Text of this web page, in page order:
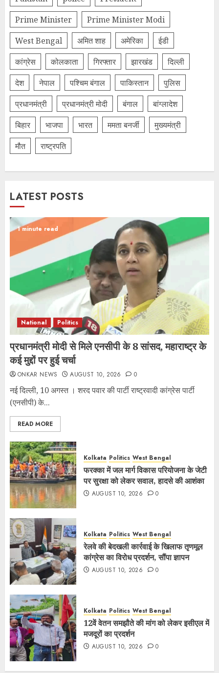
Prime Minister
Prime Minister Modi
West Bengal
अमित शाह अमेरिका
ईडी
कांग्रेस
कोलकाता गिरफ्तार झारखंड
दिल्‍ली
देश
नेपाल पश्चिम बंगाल पाकिस्तान
पुलिस
प्रधानमंत्री
प्रधानमंत्री मोदी बंगाल
बांग्लादेश
बिहार
भाजपा भारत ममता बनर्जी
मुख्यमंत्री
मौत
राष्ट्रपति
LATEST POSTS
1 minute read
National Politics
प्रधानमंत्री मोदी से मिले एनसीपी के 8 सांसद, महाराष्ट्र के
कई मुद्दों पर हुई चर्चा
ONKAR NEWS AUGUST 10, 2026 0
नई दिल्ली, 10 अगस्त । शरद पवार की पार्टी राष्ट्रवादी कांग्रेस पार्टी
(एनसीपी) के...
READ MORE
Kolkata Politics West Bengal
फरक्का में जल मार्ग विकास परियोजना के जेटी
पर सुरक्षा को लेकर सवाल, हादसे की आशंका
AUGUST 10, 2026 0
Kolkata Politics West Bengal
रेलवे की बेदखली कार्रवाई के खिलाफ तृणमूल
कांग्रेस का विरोध प्रदर्शन, सौंपा ज्ञापन
AUGUST 10, 2026 0
Kolkata Politics West Bengal
12वें वेतन समझौते की मांग को लेकर इसीएल में
मजदूरों का प्रदर्शन
AUGUST 10, 2026 0